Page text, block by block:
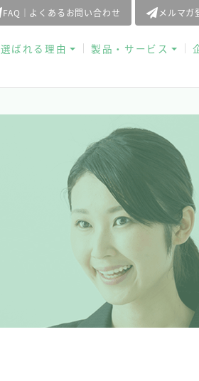
選ばれる理由 製品・サービス
FAQ｜よくあるお問い合わせ メルマガ